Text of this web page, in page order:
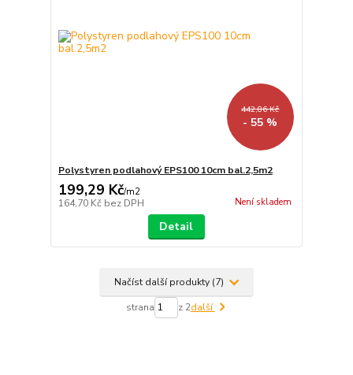
442,86 Kč
- 55 %
Polystyren podlahový EPS100 10cm bal.2,5m2
199,29 Kč/m2
164,70 Kč bez DPH Není skladem
Detail
Načíst další produkty (7)
strana z 2další